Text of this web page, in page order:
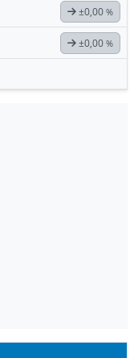
±0,00 %
±0,00 %